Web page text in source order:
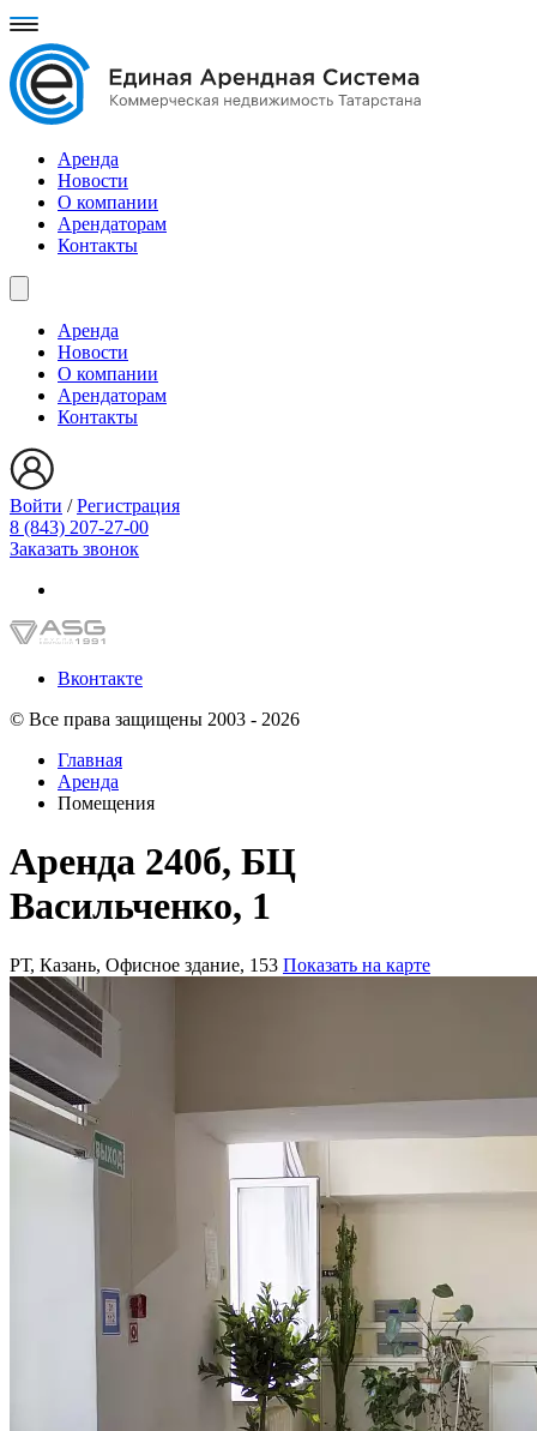
Аренда
Новости
О компании
Арендаторам
Контакты
Аренда
Новости
О компании
Арендаторам
Контакты
Войти /Регистрация
8 (843) 207-27-00
Заказать звонок
Вконтакте
© Все права защищены 2003 - 2026
Главная
Аренда
Помещения
Аренда 240б, БЦ
Васильченко, 1
РТ, Казань, Офисное здание, 153 Показать на карте